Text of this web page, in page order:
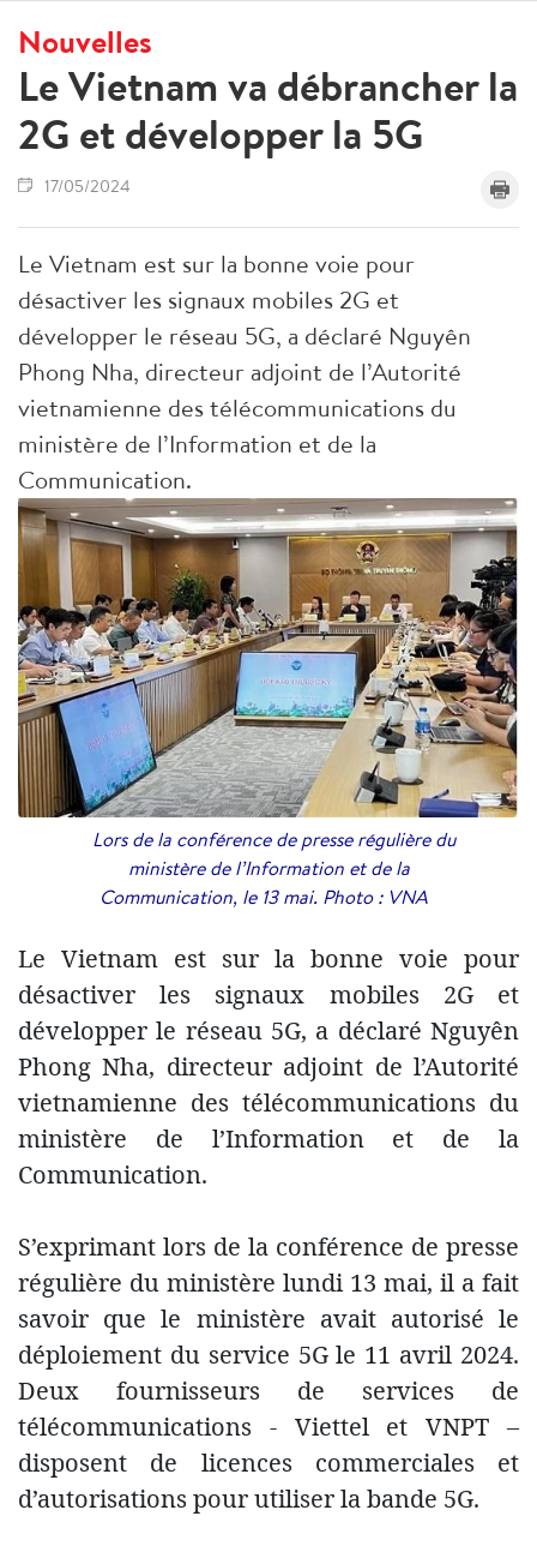
Nouvelles
Le Vietnam va débrancher la
2G et développer la 5G
17/05/2024
Le Vietnam est sur la bonne voie pour
désactiver les signaux mobiles 2G et
développer le réseau 5G, a déclaré Nguyên
Phong Nha, directeur adjoint de l’Autorité
vietnamienne des télécommunications du
ministère de l’Information et de la
Communication.
Lors de la conférence de presse régulière du
ministère de l’Information et de la
Communication, le 13 mai. Photo : VNA
Le Vietnam est sur la bonne voie pour
désactiver les signaux mobiles 2G et
développer le réseau 5G, a déclaré Nguyên
Phong Nha, directeur adjoint de l’Autorité
vietnamienne des télécommunications du
ministère de l’Information et de la
Communication.
S’exprimant lors de la conférence de presse
régulière du ministère lundi 13 mai, il a fait
savoir que le ministère avait autorisé le
déploiement du service 5G le 11 avril 2024.
Deux fournisseurs de services de
télécommunications - Viettel et VNPT –
disposent de licences commerciales et
d’autorisations pour utiliser la bande 5G.